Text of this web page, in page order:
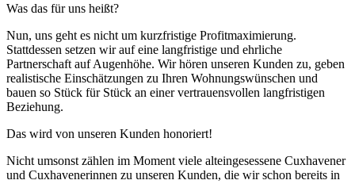
Was das für uns heißt?
Nun, uns geht es nicht um kurzfristige Profitmaximierung.
Stattdessen setzen wir auf eine langfristige und ehrliche
Partnerschaft auf Augenhöhe. Wir hören unseren Kunden zu, geben
realistische Einschätzungen zu Ihren Wohnungswünschen und
bauen so Stück für Stück an einer vertrauensvollen langfristigen
Beziehung.
Das wird von unseren Kunden honoriert!
Nicht umsonst zählen im Moment viele alteingesessene Cuxhavener
und Cuxhavenerinnen zu unseren Kunden, die wir schon bereits in